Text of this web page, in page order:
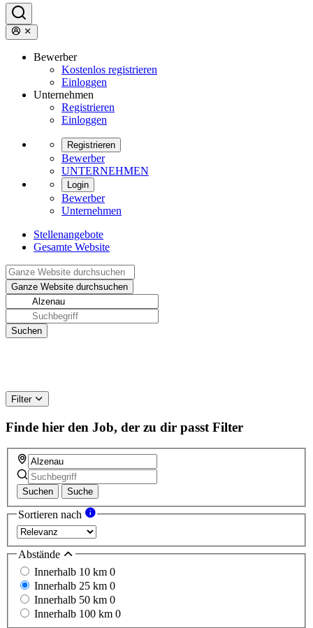
Bewerber
Kostenlos registrieren
Einloggen
Unternehmen
Registrieren
Einloggen
Registrieren
Bewerber
UNTERNEHMEN
Login
Bewerber
Unternehmen
Stellenangebote
Gesamte Website
Filter
Finde hier den Job, der zu dir passt Filter
Suchen Suche
Sortieren nach
Abstände
Innerhalb 10 km 0
Innerhalb 25 km 0
Innerhalb 50 km 0
Innerhalb 100 km 0